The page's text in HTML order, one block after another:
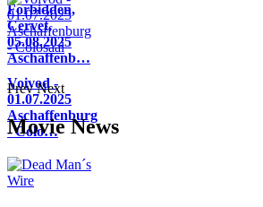
Forbidden,
Cervet,
05.08.2025
Aschaffenb…
Voivod -
01.07.2025
Aschaffenburg
- Colo…
Prev Next
Movie News